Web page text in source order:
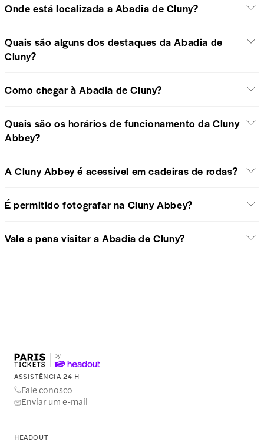
Onde está localizada a Abadia de Cluny?
Quais são alguns dos destaques da Abadia de
Cluny?
Como chegar à Abadia de Cluny?
Quais são os horários de funcionamento da Cluny
Abbey?
A Cluny Abbey é acessível em cadeiras de rodas?
É permitido fotografar na Cluny Abbey?
Vale a pena visitar a Abadia de Cluny?
ASSISTÊNCIA 24 H
Fale conosco
Enviar um e-mail
HEADOUT